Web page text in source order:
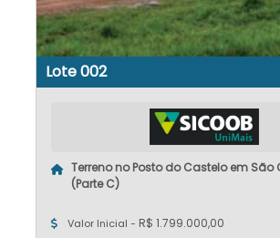
Lote 002
Terreno no Posto do Castelo em São
(Parte C)
Valor Inicial - R$ 1.799.000,00